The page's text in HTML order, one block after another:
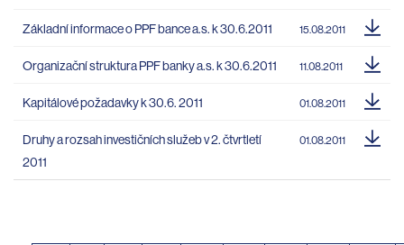
Základní informace o PPF bance a.s. k 30.6.2011 15.08.2011
Organizační struktura PPF banky a.s. k 30.6.2011 11.08.2011
Kapitálové požadavky k 30.6. 2011 01.08.2011
Druhy a rozsah investičních služeb v 2. čtvrtletí
2011
01.08.2011